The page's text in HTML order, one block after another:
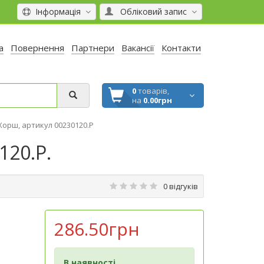
Обліковий запис
Інформація
Повернення Партнери Вакансії Контакти
0товарів,
на 0.00грн
артикул 00230120.P
0 відгуків
286.50грн